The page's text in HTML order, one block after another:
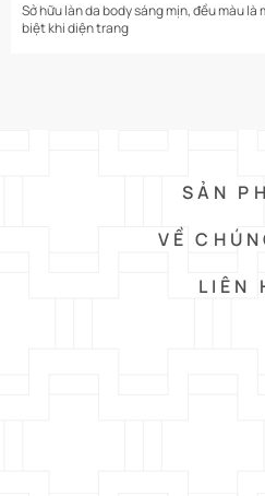
Sở hữu làn da body sáng mịn, đều màu
biệt khi diện trang
SẢN
VỀ
LIÊN